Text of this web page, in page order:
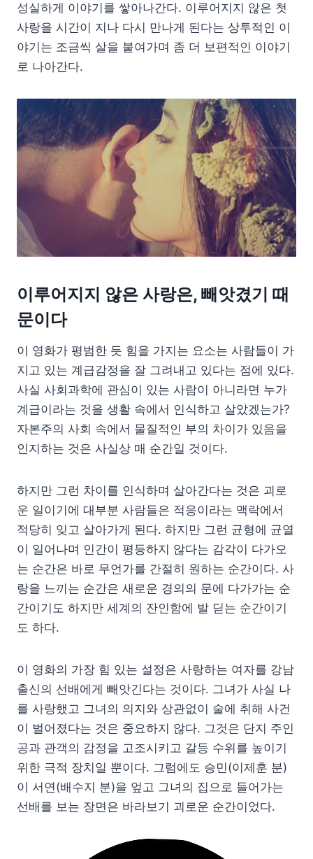
성실하게 이야기를 쌓아나간다. 이루어지지 않은 첫
사랑을 시간이 지나 다시 만나게 된다는 상투적인 이
야기는 조금씩 살을 붙여가며 좀 더 보편적인 이야기
로 나아간다.
이루어지지 않은 사랑은, 빼앗겼기 때
문이다
이 영화가 평범한 듯 힘을 가지는 요소는 사람들이 가
지고 있는 계급감정을 잘 그려내고 있다는 점에 있다.
사실 사회과학에 관심이 있는 사람이 아니라면 누가
계급이라는 것을 생활 속에서 인식하고 살았겠는가?
자본주의 사회 속에서 물질적인 부의 차이가 있음을
인지하는 것은 사실상 매 순간일 것이다.
하지만 그런 차이를 인식하며 살아간다는 것은 괴로
운 일이기에 대부분 사람들은 적응이라는 맥락에서
적당히 잊고 살아가게 된다. 하지만 그런 균형에 균열
이 일어나며 인간이 평등하지 않다는 감각이 다가오
는 순간은 바로 무언가를 간절히 원하는 순간이다. 사
랑을 느끼는 순간은 새로운 경의의 문에 다가가는 순
간이기도 하지만 세계의 잔인함에 발 딛는 순간이기
도 하다.
이 영화의 가장 힘 있는 설정은 사랑하는 여자를 강남
출신의 선배에게 빼앗긴다는 것이다. 그녀가 사실 나
를 사랑했고 그녀의 의지와 상관없이 술에 취해 사건
이 벌어졌다는 것은 중요하지 않다. 그것은 단지 주인
공과 관객의 감정을 고조시키고 갈등 수위를 높이기
위한 극적 장치일 뿐이다. 그럼에도 승민(이제훈 분)
이 서연(배수지 분)을 엎고 그녀의 집으로 들어가는
선배를 보는 장면은 바라보기 괴로운 순간이었다.